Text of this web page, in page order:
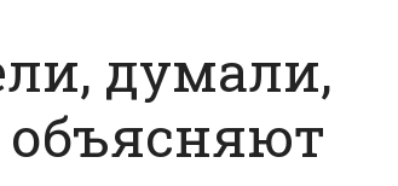
думали,